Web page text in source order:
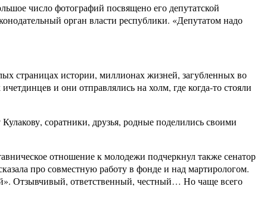
число фотографий посвящено его депутатской
орган власти республики. «Депутатом надо
страницах истории, миллионах жизней, загубленных во
и они отправлялись на холм, где когда-то стояли
соратники, друзья, родные поделились своими
отношение к молодежи подчеркнул также сенатор
про совместную работу в фонде и над мартирологом.
Отзывчивый, ответственный, честный… Но чаще всего